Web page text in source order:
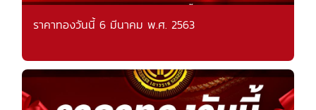
ราคาทองวันนี้ 6 มีนาคม พ.ศ. 2563